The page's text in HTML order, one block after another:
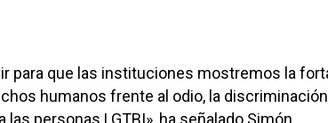
para que las instituciones mostremos la
humanos frente al odio, la
personas LGTBI», ha señalado Simón.